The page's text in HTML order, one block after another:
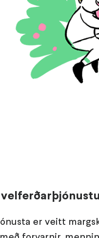
er veitt